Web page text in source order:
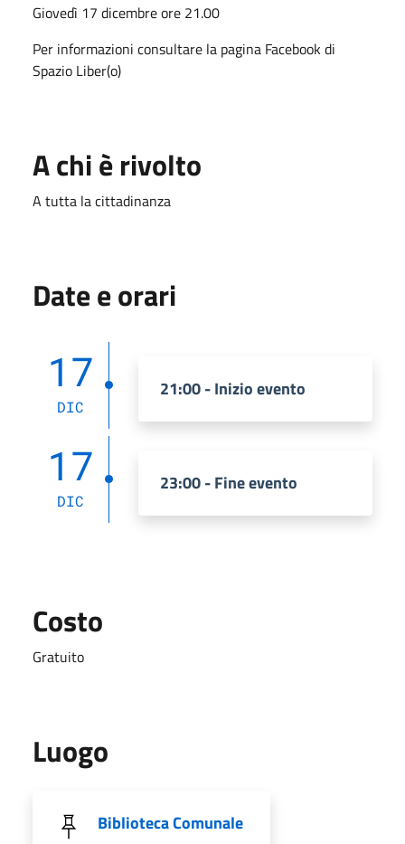
Giovedì 17 dicembre ore 21.00
Per informazioni consultare la pagina Facebook di
Spazio Liber(o)
A chi è rivolto
A tutta la cittadinanza
Date e orari
17
DIC
21:00 - Inizio evento
17
DIC
23:00 - Fine evento
Costo
Gratuito
Luogo
Biblioteca Comunale